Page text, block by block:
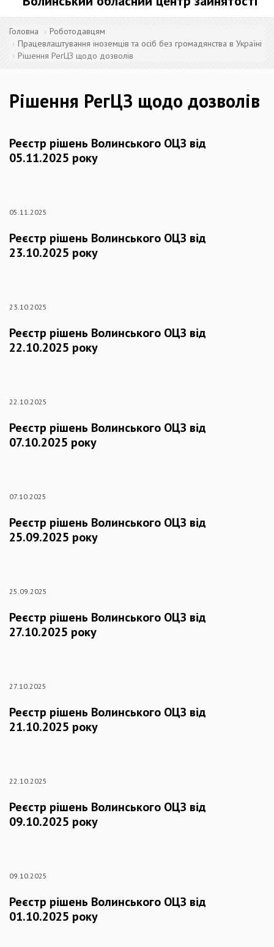
Головна
Роботодавцям
Працевлаштування іноземців та осіб без громадянства в Україні
Рішення РегЦЗ щодо дозволів
Рішення РегЦЗ щодо дозволів
Реєстр рішень Волинського ОЦЗ від
05.11.2025 року
05.11.2025
Реєстр рішень Волинського ОЦЗ від
23.10.2025 року
23.10.2025
Реєстр рішень Волинського ОЦЗ від
22.10.2025 року
22.10.2025
Реєстр рішень Волинського ОЦЗ від
07.10.2025 року
07.10.2025
Реєстр рішень Волинського ОЦЗ від
25.09.2025 року
25.09.2025
Реєстр рішень Волинського ОЦЗ від
27.10.2025 року
27.10.2025
Реєстр рішень Волинського ОЦЗ від
21.10.2025 року
22.10.2025
Реєстр рішень Волинського ОЦЗ від
09.10.2025 року
09.10.2025
Реєстр рішень Волинського ОЦЗ від
01.10.2025 року